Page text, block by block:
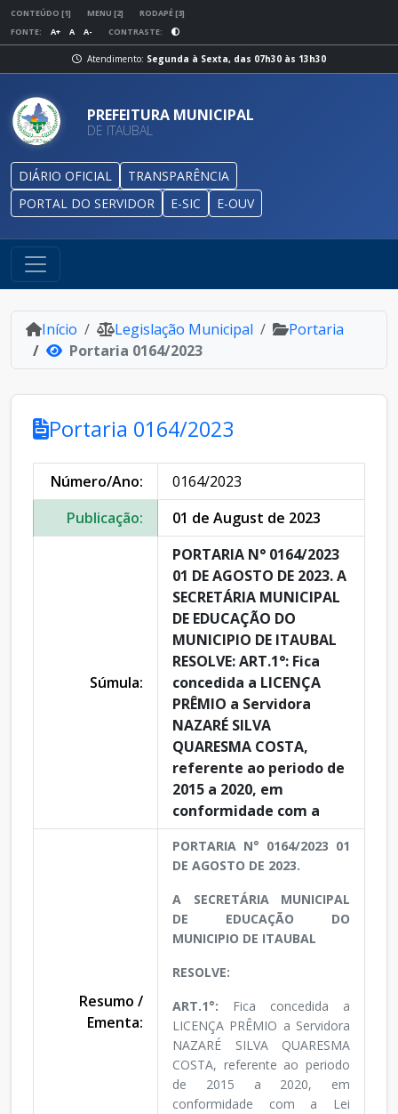
CONTEÚDO [1] MENU [2]
RODAPÉ [3]
FONTE:
A+ A A- CONTRASTE:
Atendimento: Segunda à Sexta, das 07h30 às 13h30
PREFEITURA MUNICIPAL
DE ITAUBAL
DIÁRIO OFICIAL
TRANSPARÊNCIA
PORTAL DO SERVIDOR
E-SIC E-OUV
Início Legislação Municipal
Portaria
Portaria 0164/2023
Portaria 0164/2023
Número/Ano:
0164/2023
Publicação:
01 de August de 2023
Súmula:
PORTARIA N° 0164/2023
01 DE AGOSTO DE 2023. A
SECRETÁRIA MUNICIPAL
DE EDUCAÇÃO DO
MUNICIPIO DE ITAUBAL
RESOLVE: ART.1°: Fica
concedida a LICENÇA
PRÊMIO a Servidora
NAZARÉ SILVA
QUARESMA COSTA,
referente ao periodo de
2015 a 2020, em
conformidade com a
Resumo /
Ementa:
PORTARIA N° 0164/2023 01
DE AGOSTO DE 2023.
A SECRETÁRIA MUNICIPAL
DE EDUCAÇÃO DO
MUNICIPIO DE ITAUBAL
RESOLVE:
ART.1°: Fica concedida a
LICENÇA PRÊMIO a Servidora
NAZARÉ SILVA QUARESMA
COSTA, referente ao periodo
de 2015 a 2020, em
conformidade com a Lei